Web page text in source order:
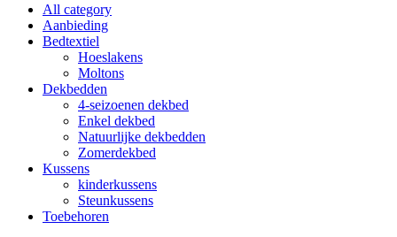
All category
Aanbieding
Bedtextiel
Hoeslakens
Moltons
Dekbedden
4-seizoenen dekbed
Enkel dekbed
Natuurlijke dekbedden
Zomerdekbed
Kussens
kinderkussens
Steunkussens
Toebehoren